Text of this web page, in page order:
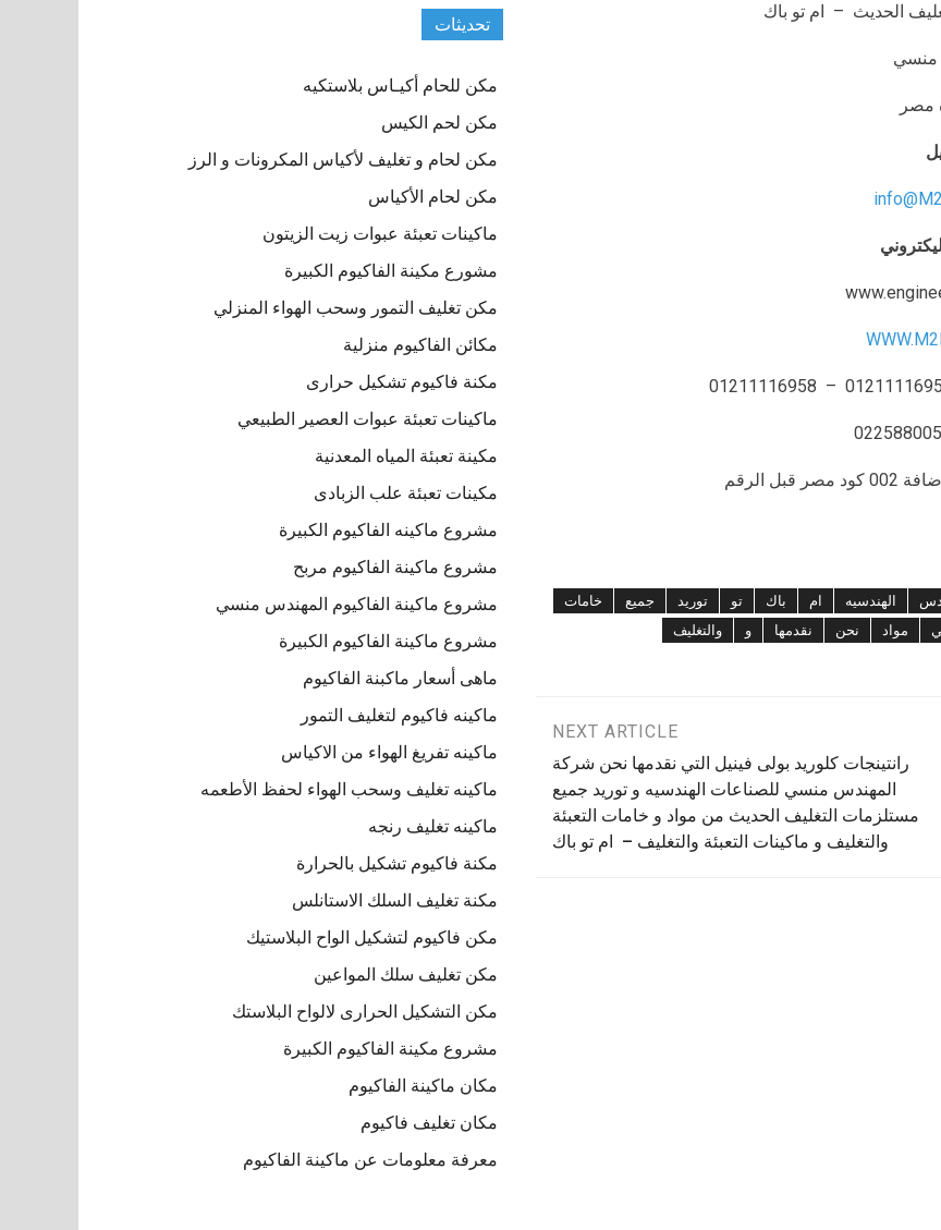
الحديث – ام تو باك
منسي
مصر
الرقم
الهندسيه ام باك تو توريد جميع
خامات
مواد نحن نقدمها و والتغليف
NEXT ARTICLE
رانتينجات كلوريد بولى فينيل التي نقدمها نحن شركة
المهندس منسي للصناعات الهندسيه و توريد جميع
مستلزمات التغليف الحديث من مواد و خامات التعبئة
والتغليف و ماكينات التعبئة والتغليف – ام تو باك
تحديثات
مكن للحام أكيـاس بلاستكيه
مكن لحم الكيس
مكن لحام و تغليف لأكياس المكرونات و الرز
مكن لحام الأكياس
ماكينات تعبئة عبوات زيت الزيتون
مشورع مكينة الفاكيوم الكبيرة
مكن تغليف التمور وسحب الهواء المنزلي
مكائن الفاكيوم منزلية
مكنة فاكيوم تشكيل حرارى
ماكينات تعبئة عبوات العصير الطبيعي
مكينة تعبئة المياه المعدنية
مكينات تعبئة علب الزبادى
مشروع ماكينه الفاكيوم الكبيرة
مشروع ماكينة الفاكيوم مربح
مشروع ماكينة الفاكيوم المهندس منسي
مشروع ماكينة الفاكيوم الكبيرة
ماهى أسعار ماكبنة الفاكيوم
ماكينه فاكيوم لتغليف التمور
ماكينه تفريغ الهواء من الاكياس
ماكينه تغليف وسحب الهواء لحفظ الأطعمه
ماكينه تغليف رنجه
مكنة فاكيوم تشكيل بالحرارة
مكنة تغليف السلك الاستانلس
مكن فاكيوم لتشكيل الواح البلاستيك
مكن تغليف سلك المواعين
مكن التشكيل الحرارى لالواح البلاستك
مشروع مكينة الفاكيوم الكبيرة
مكان ماكينة الفاكيوم
مكان تغليف فاكيوم
معرفة معلومات عن ماكينة الفاكيوم